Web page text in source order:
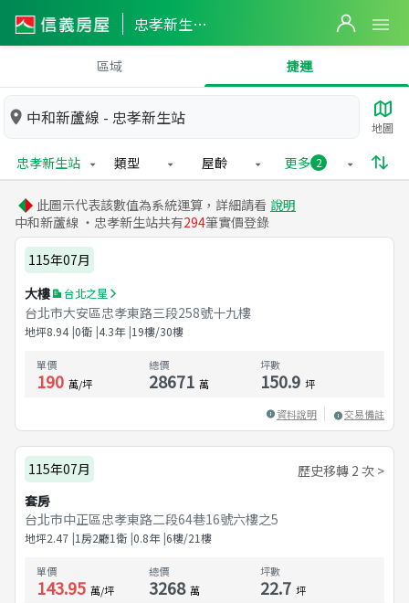
忠孝新生站實價登錄
區域 捷運
中和新蘆線 - 忠孝新生站 地圖
忠孝新生站 類型 屋齡 更多 2
此圖示代表該數值為系統運算，詳細請看 說明
中和新蘆線 ・忠孝新生站共有294筆實價登錄
115年07月
大樓
台北之星
台北市大安區忠孝東路三段258號十九樓
地坪8.94 0衛 4.3年 19樓/30樓
單價
190 萬/坪
總價
28671 萬
坪數
150.9 坪
資料說明 交易備註
115年07月
歷史移轉 2 次 >
套房
台北市中正區忠孝東路二段64巷16號六樓之5
地坪2.47 1房2廳1衛 0.8年 6樓/21樓
單價
143.95 萬/坪
總價
3268 萬
坪數
22.7 坪